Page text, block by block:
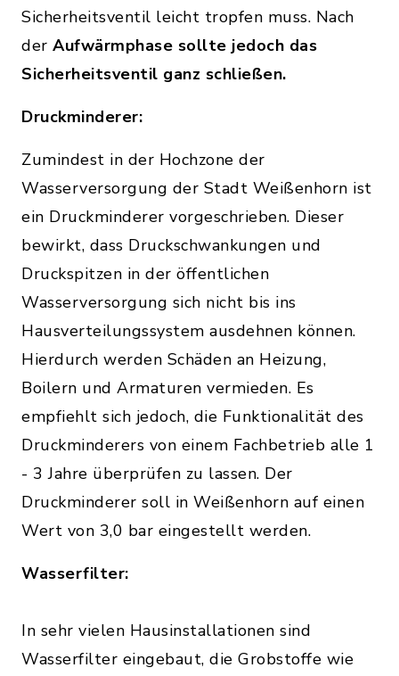
Sicherheitsventil leicht tropfen muss. Nach
der Aufwärmphase sollte jedoch das
Sicherheitsventil ganz schließen.
Druckminderer:
Zumindest in der Hochzone der
Wasserversorgung der Stadt Weißenhorn ist
ein Druckminderer vorgeschrieben. Dieser
bewirkt, dass Druckschwankungen und
Druckspitzen in der öffentlichen
Wasserversorgung sich nicht bis ins
Hausverteilungssystem ausdehnen können.
Hierdurch werden Schäden an Heizung,
Boilern und Armaturen vermieden. Es
empfiehlt sich jedoch, die Funktionalität des
Druckminderers von einem Fachbetrieb alle 1
- 3 Jahre überprüfen zu lassen. Der
Druckminderer soll in Weißenhorn auf einen
Wert von 3,0 bar eingestellt werden.
Wasserfilter:
In sehr vielen Hausinstallationen sind
Wasserfilter eingebaut, die Grobstoffe wie